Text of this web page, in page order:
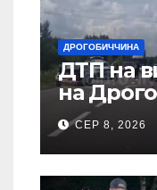
ДРОГОБИЧЧИНА
ДТП на
на
СЕР 8, 2026